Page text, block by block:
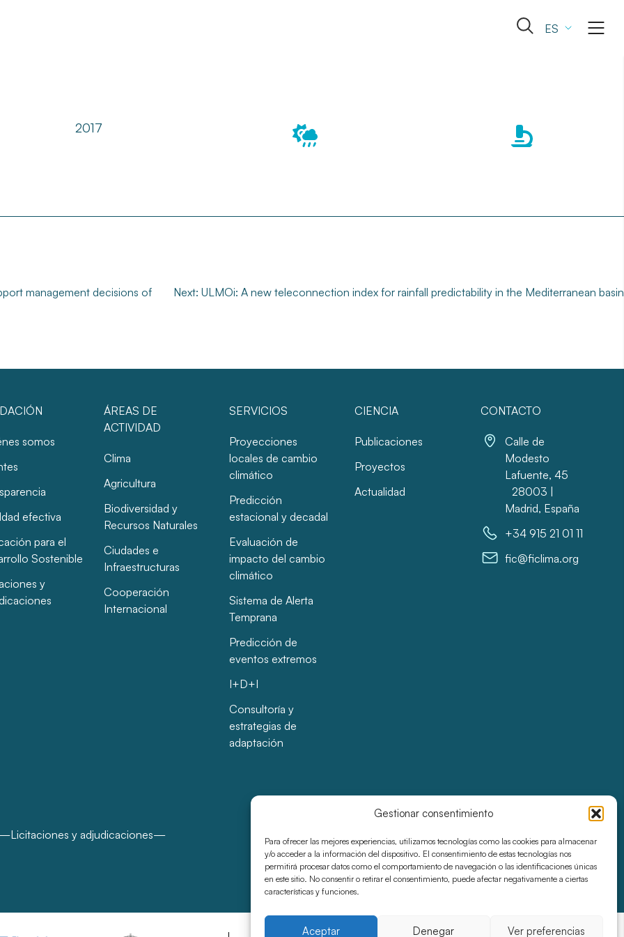
Gestionar consentimiento
Para ofrecer las mejores experiencias, utilizamos tecnologías como las cookies para almacenar
y/o acceder a la información del dispositivo. El consentimiento de estas tecnologías nos
permitirá procesar datos como el comportamiento de navegación o las identificaciones únicas
en este sitio. No consentir o retirar el consentimiento, puede afectar negativamente a ciertas
características y funciones.
Aceptar Denegar Ver preferencias
AbrirES
2017
management decisions of
Next: ULMOi: A new teleconnection index for rainfall predictability in the Mediterranean basin
somos
efectiva
para el
Sostenible
y
ÁREAS DE
ACTIVIDAD
Clima
Agricultura
Biodiversidad y
Recursos Naturales
Ciudades e
Infraestructuras
Cooperación
Internacional
SERVICIOS
Proyecciones
locales de cambio
climático
Predicción
estacional y decadal
Evaluación de
impacto del cambio
climático
Sistema de Alerta
Temprana
Predicción de
eventos extremos
I+D+I
Consultoría y
estrategias de
adaptación
CIENCIA
Publicaciones
Proyectos
Actualidad
CONTACTO
Calle de
Modesto
Lafuente, 45
28003 |
Madrid, España
+34 915 21 01 11
fic@ficlima.org
Licitaciones y adjudicaciones